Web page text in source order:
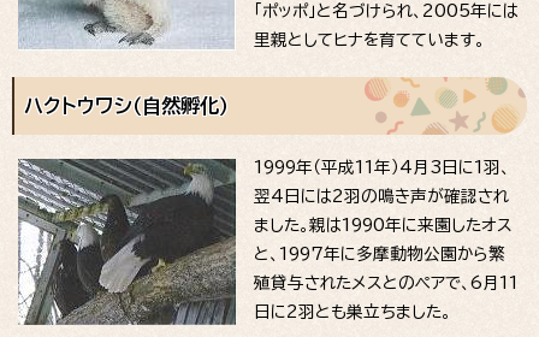
「ポッポ」と名づけられ、2005年には
里親としてヒナを育てています。
ハクトウワシ（自然孵化）
1999年（平成11年）4月3日に1羽、
翌4日には2羽の鳴き声が確認され
ました。親は1990年に来園したオス
と、1997年に多摩動物公園から繁
殖貸与されたメスとのペアで、6月11
日に2羽とも巣立ちました。